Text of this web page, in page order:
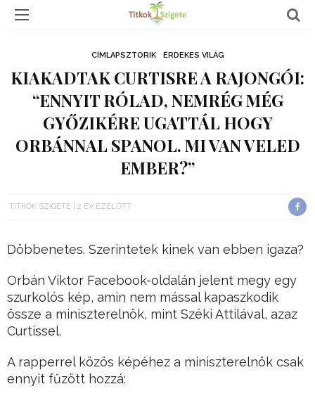
CÍMLAPSZTORIK ÉRDEKES VILÁG
KIAKADTAK CURTISRE A RAJONGÓI:
“ENNYIT RÓLAD, NEMRÉG MÉG
GYŐZIKÉRE UGATTÁL HOGY
ORBÁNNAL SPANOL. MI VAN VELED
EMBER?”
TITKOK SZIGETE 2 ÉV EZELŐTT
Döbbenetes. Szerintetek kinek van ebben igaza?
Orbán Viktor Facebook-oldalán jelent megy egy
szurkolós kép, amin nem mással kapaszkodik
össze a miniszterelnök, mint Széki Attilával, azaz
Curtissel.
A rapperrel közös képéhez a miniszterelnök csak
ennyit fűzött hozzá: